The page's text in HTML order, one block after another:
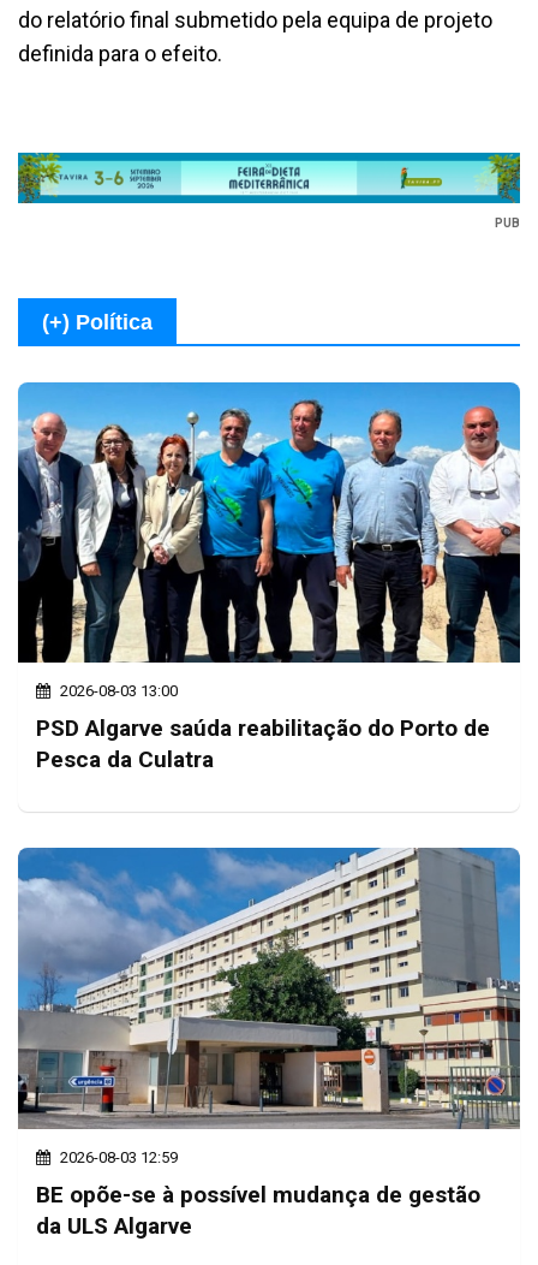
do relatório final submetido pela equipa de projeto
definida para o efeito.
PUB
(+) Política
2026-08-03 13:00
PSD Algarve saúda reabilitação do Porto de
Pesca da Culatra
2026-08-03 12:59
BE opõe-se à possível mudança de gestão
da ULS Algarve